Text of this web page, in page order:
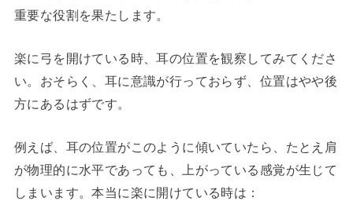
重要な役割を果たします。
楽に弓を開けている時、耳の位置を観察してみてくださ
い。おそらく、耳に意識が行っておらず、位置はやや後
方にあるはずです。
例えば、耳の位置がこのように傾いていたら、たとえ肩
が物理的に水平であっても、上がっている感覚が生じて
しまいます。本当に楽に開けている時は：